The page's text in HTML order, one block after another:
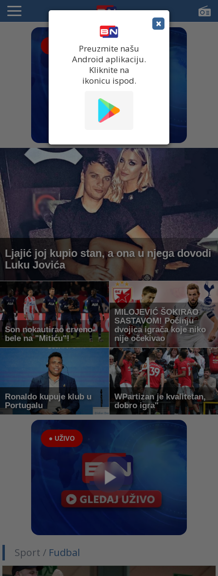
Ljajić joj kupio stan, a ona u njega dovodi
Luku Jovića
Son nokautirao crveno-
bele na "Mitiću"!
MILOJEVIĆ ŠOKIRAO
SASTAVOM! Počinju
dvojica igrača koje niko
nije očekivao
Ronaldo kupuje klub u
Portugalu
WPartizan je kvalitetan,
dobro igra"
● UŽIVO
Sport / Fudbal
×
Preuzmite našu
Android aplikaciju.
Kliknite na
ikonicu ispod.